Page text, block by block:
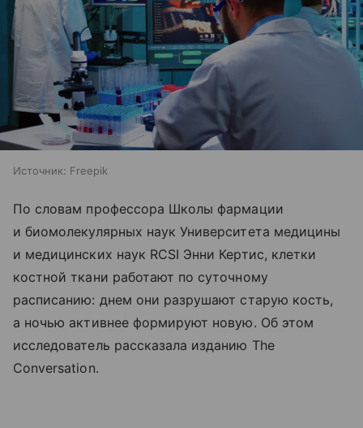
Источник: Freepik
По словам профессора Школы фармации
и биомолекулярных наук Университета медицины
и медицинских наук RCSI Энни Кертис, клетки
костной ткани работают по суточному
расписанию: днем они разрушают старую кость,
а ночью активнее формируют новую. Об этом
исследователь рассказала изданию The
Conversation.